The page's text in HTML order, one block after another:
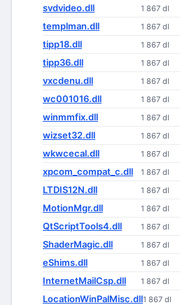
svdvideo.dll 1 867 dl
templman.dll 1 867 dl
tipp18.dll 1 867 dl
tipp36.dll 1 867 dl
vxcdenu.dll 1 867 dl
wc001016.dll 1 867 dl
winmmfix.dll 1 867 dl
wizset32.dll 1 867 dl
wkwcecal.dll 1 867 dl
xpcom_compat_c.dll 1 867 dl
LTDIS12N.dll 1 867 dl
MotionMgr.dll 1 867 dl
QtScriptTools4.dll 1 867 dl
ShaderMagic.dll 1 867 dl
eShims.dll 1 867 dl
InternetMailCsp.dll 1 867 dl
LocationWinPalMisc.dll1 867 dl